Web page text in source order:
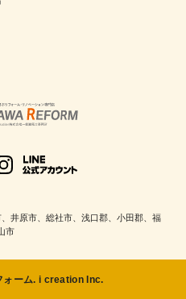
井原市、総社市、浅口郡、小田郡、福
市
ォーム. i creation Inc.